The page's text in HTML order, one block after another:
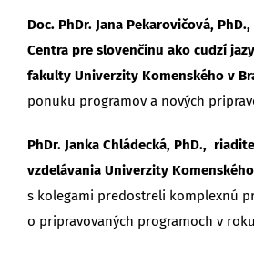
Doc. PhDr. Jana Pekarovičová,
Centra pre slovenčinu ako cudzí
fakulty Univerzity Komenského v
ponuku programov a nových
PhDr. Janka Chládecká, PhD.,
vzdelávania Univerzity
s kolegami predostreli komplexnú
o pripravovaných programoch v roku